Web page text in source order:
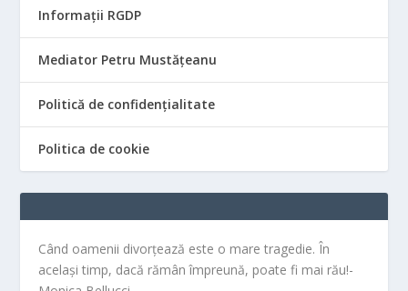
Informații RGDP
Mediator Petru Mustățeanu
Politică de confidențialitate
Politica de cookie
Când oamenii divorțează este o mare tragedie. În
același timp, dacă rămân împreună, poate fi mai rău!-